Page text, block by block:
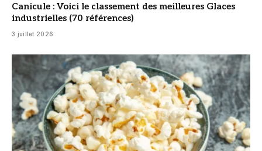
Canicule : Voici le classement des meilleures Glaces
industrielles (70 références)
3 juillet 2026
© DR